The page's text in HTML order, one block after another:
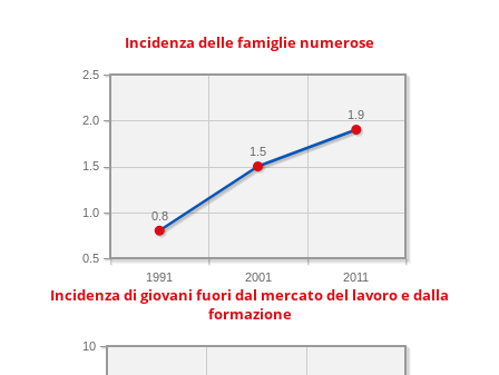
Incidenza delle famiglie numerose
1991 2001 2011
0.5
1.0
1.5
2.0
2.5
1.9
1.5
0.8
Incidenza di giovani fuori dal mercato del lavoro e dalla
formazione
10